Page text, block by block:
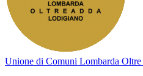
Unione di Comuni Lombarda